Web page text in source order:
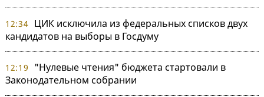
12:34 ЦИК исключила из федеральных списков двух
кандидатов на выборы в Госдуму
12:19
"Нулевые чтения" бюджета стартовали в
Законодательном собрании